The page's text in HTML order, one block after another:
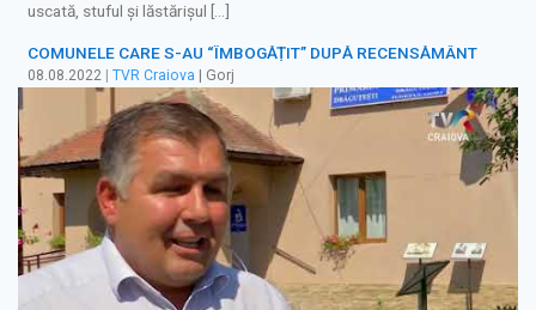
uscată, stuful şi lăstărişul […]
COMUNELE CARE S-AU “ÎMBOGĂȚIT” DUPĂ RECENSĂMÂNT
08.08.2022 | TVR Craiova | Gorj